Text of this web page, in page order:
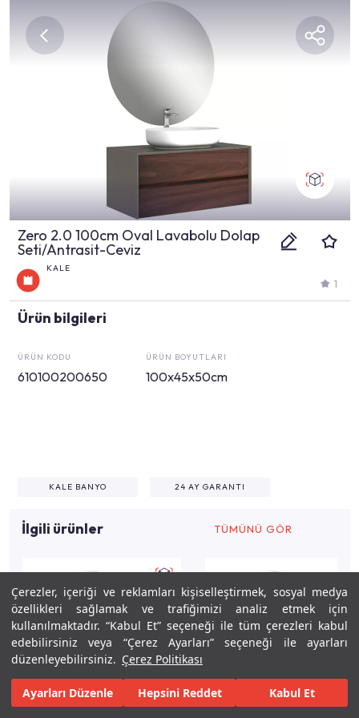
Çerezler, içeriği ve reklamları kişiselleştirmek, sosyal medya
özellikleri sağlamak ve trafiğimizi analiz etmek için
kullanılmaktadır. “Kabul Et” seçeneği ile tüm çerezleri kabul
edebilirsiniz veya “Çerez Ayarları” seçeneği ile ayarları
düzenleyebilirsiniz. Çerez Politikası
Ayarları Düzenle Hepsini Reddet Kabul Et
Zero 2.0 100cm Oval Lavabolu Dolap
Seti/Antrasit-Ceviz
KALE
1
Ürün bilgileri
ÜRÜN KODU
610100200650
ÜRÜN BOYUTLARI
100x45x50cm
KALE BANYO 24 AY GARANTI
İlgili ürünler TÜMÜNÜ GÖR
Keşfet Tasarla Gerçekleştir